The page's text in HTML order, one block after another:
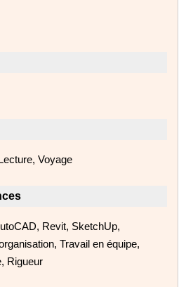
Voyage
Revit, SketchUp,
Travail en équipe,
Rigueur